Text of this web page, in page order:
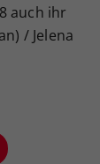
auch ihr
/ Jelena